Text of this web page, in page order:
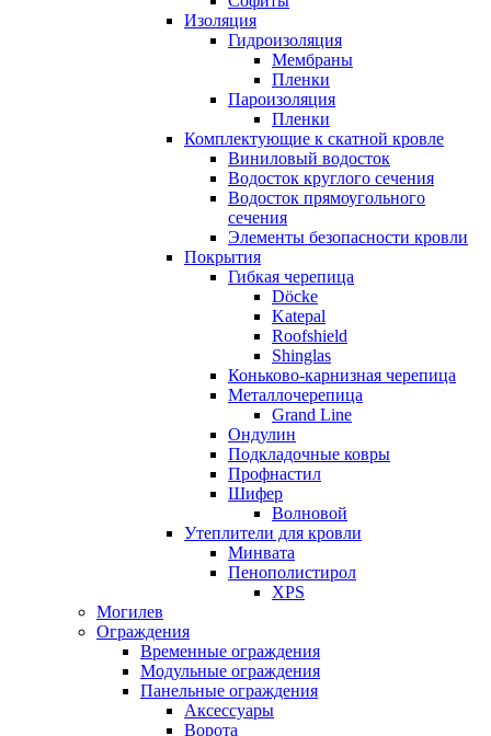
Изоляция
Гидроизоляция
Мембраны
Пленки
Пароизоляция
Пленки
Комплектующие к скатной кровле
Виниловый водосток
Водосток круглого сечения
Водосток прямоугольного
сечения
Элементы безопасности кровли
Покрытия
Гибкая черепица
Döcke
Katepal
Roofshield
Shinglas
Коньково-карнизная черепица
Металлочерепица
Grand Line
Ондулин
Подкладочные ковры
Профнастил
Шифер
Волновой
Утеплители для кровли
Минвата
Пенополистирол
XPS
Могилев
Ограждения
Временные ограждения
Модульные ограждения
Панельные ограждения
Аксессуары
Ворота